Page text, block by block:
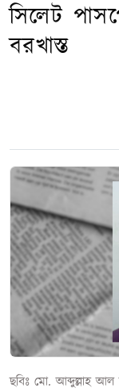
সিলেট
বরখাস্ত
ছবিঃ মো. আব্দুল্লাহ আল